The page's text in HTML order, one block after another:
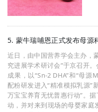
5. 蒙牛瑞哺恩正式发布母源
近日，由中国营养学会主办，
究进展学术研讨会”于京召开
成果，以“Sn-2 DHA”和“母
配粉研发进入“精准模拟乳源”
万宝宝养育无忧普惠行动”。
动，并对来到现场的母婴家